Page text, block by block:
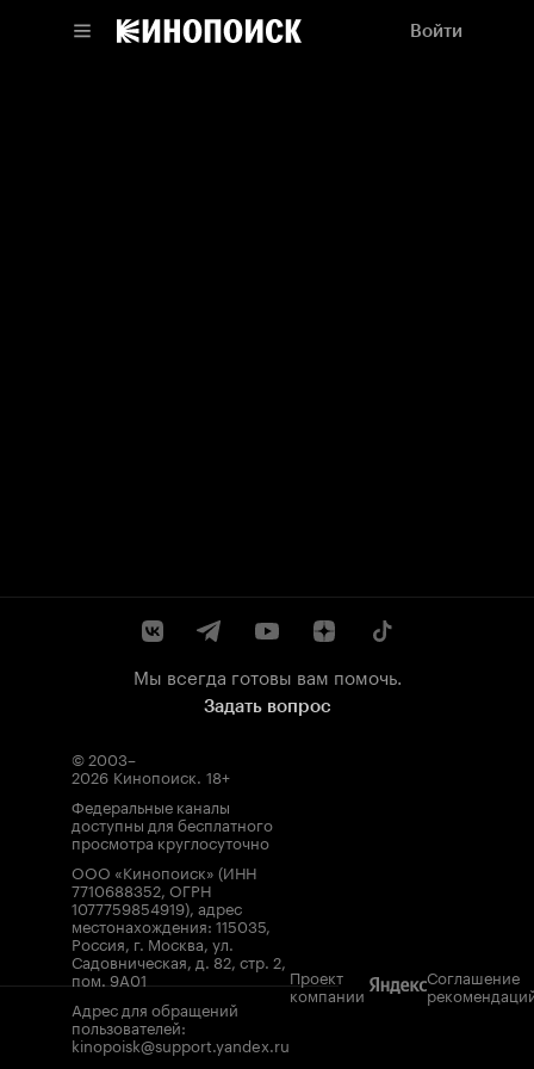
Войти
Мы всегда готовы вам помочь.
Задать вопрос
© 2003–
2026 Кинопоиск. 18+
Федеральные каналы
доступны для бесплатного
просмотра круглосуточно
ООО «Кинопоиск» (ИНН
7710688352, ОГРН
1077759854919), адрес
местонахождения: 115035,
Россия, г. Москва, ул.
Садовническая, д. 82, стр. 2,
пом. 9А01
Адрес для обращений
пользователей:
kinopoisk@support.yandex.ru
Проект
компании
Соглашение